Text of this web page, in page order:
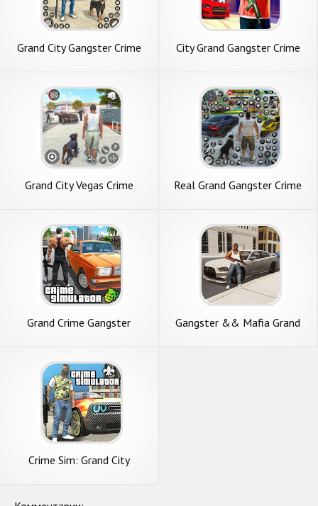
Grand City Gangster Crime
City Grand Gangster Crime
Grand City Vegas Crime
Real Grand Gangster Crime
Grand Crime Gangster
Gangster && Mafia Grand
Crime Sim: Grand City